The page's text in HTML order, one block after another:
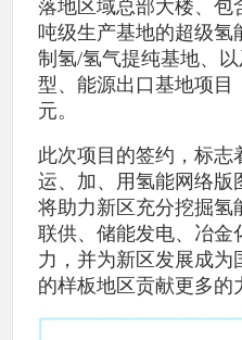
落地区域总部大楼、包
吨级生产基地的超级氢
制氢/氢气提纯基地、
型、能源出口基地项目
元。
此次项目的签约，标志
运、加、用氢能网络版
将助力新区充分挖掘氢
联供、储能发电、冶金
力，并为新区发展成为
的样板地区贡献更多的